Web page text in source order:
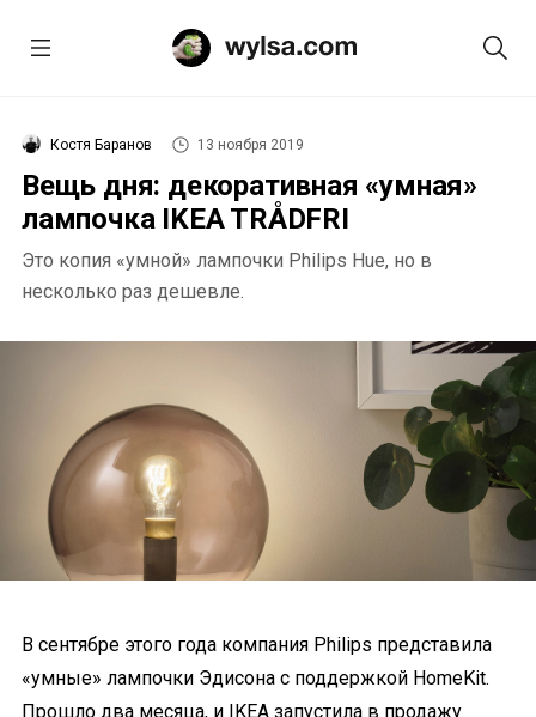
Костя Баранов 13 ноября 2019
Вещь дня: декоративная «умная»
лампочка IKEA TRÅDFRI
Это копия «умной» лампочки Philips Hue, но в
несколько раз дешевле.
В сентябре этого года компания Philips представила
«умные» лампочки Эдисона с поддержкой HomeKit.
Прошло два месяца, и IKEA запустила в продажу